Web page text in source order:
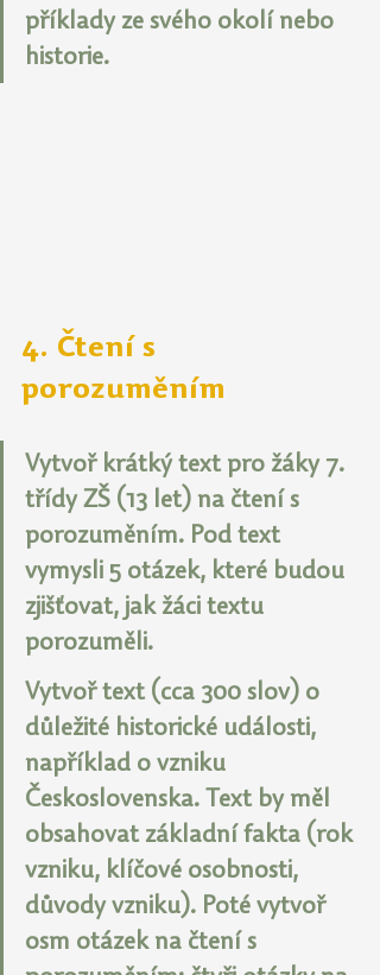
příklady ze svého okolí nebo
historie.
4. Čtení s
porozuměním
Vytvoř krátký text pro žáky 7.
třídy ZŠ (13 let) na čtení s
porozuměním. Pod text
vymysli 5 otázek, které budou
zjišťovat, jak žáci textu
porozuměli.
Vytvoř text (cca 300 slov) o
důležité historické události,
například o vzniku
Československa. Text by měl
obsahovat základní fakta (rok
vzniku, klíčové osobnosti,
důvody vzniku). Poté vytvoř
osm otázek na čtení s